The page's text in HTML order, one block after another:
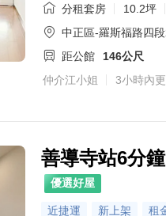
分租套房 10.2坪
中正區-羅斯福路四
距公館
146公尺
仲介江小姐
3小時內
善導寺站6分
優選好屋
近捷運 新上架 租